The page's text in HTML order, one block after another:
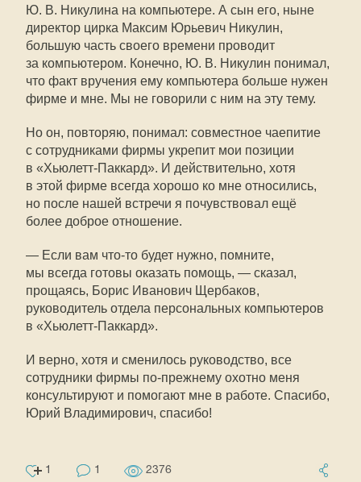
Ю. В. Никулина на компьютере. А сын его, ныне
директор цирка Максим Юрьевич Никулин,
большую часть своего времени проводит
за компьютером. Конечно, Ю. В. Никулин понимал,
что факт вручения ему компьютера больше нужен
фирме и мне. Мы не говорили с ним на эту тему.
Но он, повторяю, понимал: совместное чаепитие
с сотрудниками фирмы укрепит мои позиции
в «Хьюлетт-Паккард». И действительно, хотя
в этой фирме всегда хорошо ко мне относились,
но после нашей встречи я почувствовал ещё
более доброе отношение.
— Если вам что-то будет нужно, помните,
мы всегда готовы оказать помощь, — сказал,
прощаясь, Борис Иванович Щербаков,
руководитель отдела персональных компьютеров
в «Хьюлетт-Паккард».
И верно, хотя и сменилось руководство, все
сотрудники фирмы по-прежнему охотно меня
консультируют и помогают мне в работе. Спасибо,
Юрий Владимирович, спасибо!
1 1 2376